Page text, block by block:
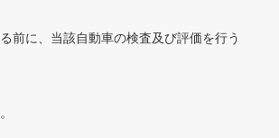
前に、当該自動車の検査及び評価を行う